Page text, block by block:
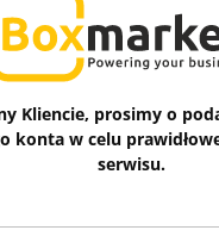
Kliencie, prosimy o
konta w celu
serwisu.